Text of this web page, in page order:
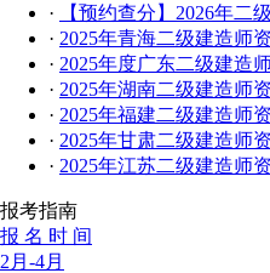
·
【预约查分】2026年二
· 2025年青海二级建造师
· 2025年度广东二级建造
· 2025年湖南二级建造师
· 2025年福建二级建造师
· 2025年甘肃二级建造师
· 2025年江苏二级建造师
报考指南
报 名 时 间
2月-4月